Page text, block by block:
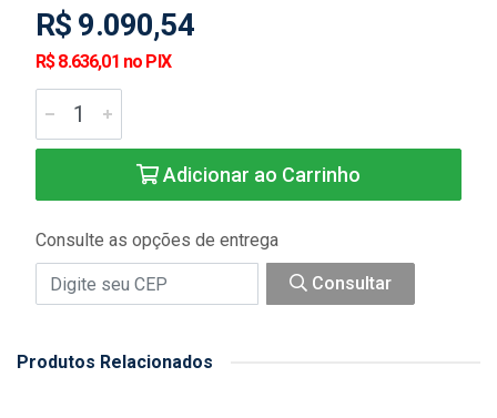
R$ 9.090,54
R$ 8.636,01 no PIX
Adicionar ao Carrinho
Consulte as opções de entrega
Consultar
Produtos Relacionados